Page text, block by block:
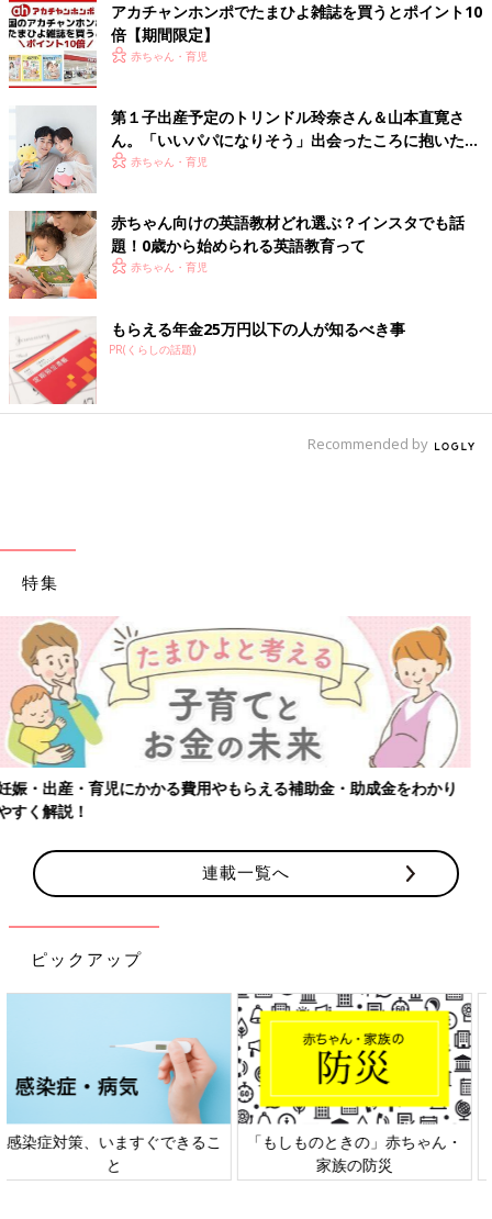
「Great!」
「Amazing!」
「You did it!」
「You are such a good boy.」（いい子ね～）
少し大げさなくらいに感情を込めて、どんどんほめてあげましょ
う。
ママやパパが楽しく英語を使えば、きっと赤ちゃんも楽しくなっ
て、言葉も浸透していくことでしょう。何より自分自身が楽しむ
ことがいちばん！ 気負わず、無理せず、おうち英語にトライし
てみてくださいね。
出典：Worldwide Kids おうちのかた向けガイド“Worldwide
Parents Stage0”より
参考：Worldwide Kids
アカチャンホンポでたまひよ雑誌を買うとポイント10
倍【期間限定】
赤ちゃん・育児
第１子出産予定のトリンドル玲奈さん＆山本直寛さ
ん。「いいパパになりそう」出会ったころに抱いた印
象がもうすぐ現実に!?（たまひよ独占インタビュー前
赤ちゃん・育児
赤ちゃん向けの英語教材どれ選ぶ？インスタでも話
題！0歳から始められる英語教育って
赤ちゃん・育児
もらえる年金25万円以下の人が知るべき事
PR(くらしの話題)
Recommended by
特集
【ワクチン接種できるものも】妊婦の感染症対策、知っておい
連載一覧へ
ピックアップ
・
日本外来小児科学会リーフレッ
六星占術 細木かおりさんの
相談